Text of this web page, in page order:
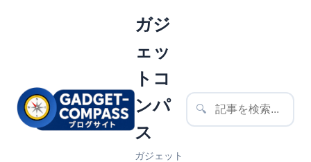
ガジ
ェッ
トコ
ンパ
ス
ガジェット
🔍